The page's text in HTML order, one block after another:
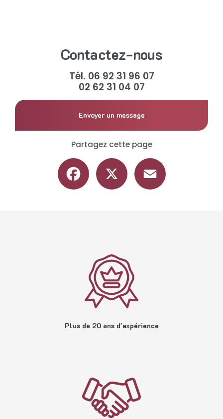
Contactez-nous
Tél. 06 92 31 96 07
02 62 31 04 07
Envoyer un message
Partagez cette page
Facebook
Plus de 20 ans d'expérience